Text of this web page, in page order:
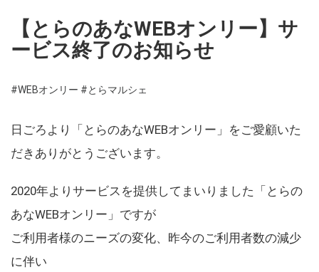
【とらのあなWEBオンリー】サ
ービス終了のお知らせ
#WEBオンリー #とらマルシェ
日ごろより「とらのあなWEBオンリー」をご愛顧いた
だきありがとうございます。
2020年よりサービスを提供してまいりました「とらの
あなWEBオンリー」ですが
ご利用者様のニーズの変化、昨今のご利用者数の減少
に伴い